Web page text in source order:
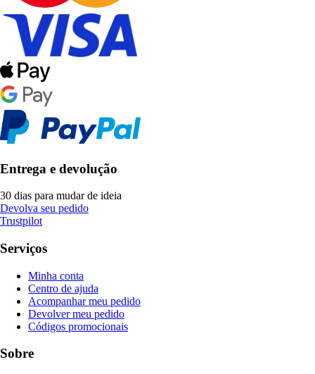
Entrega e devolução
30 dias para mudar de ideia
Devolva seu pedido
Trustpilot
Serviços
Minha conta
Centro de ajuda
Acompanhar meu pedido
Devolver meu pedido
Códigos promocionais
Sobre